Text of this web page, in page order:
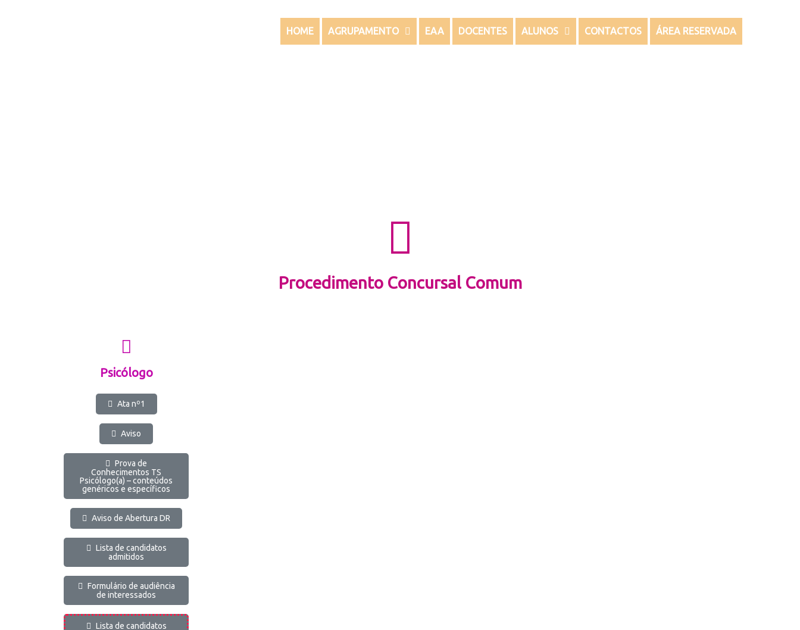
HOME AGRUPAMENTO EAA DOCENTES ALUNOS CONTACTOS ÁREA RESERVADA
Procedimento Concursal Comum
Psicólogo
Ata nº1
Aviso
Prova de
Conhecimentos TS
Psicólogo(a) – conteúdos
genéricos e específicos
Aviso de Abertura DR
Lista de candidatos
admitidos
Formulário de audiência
de interessados
Lista de candidatos